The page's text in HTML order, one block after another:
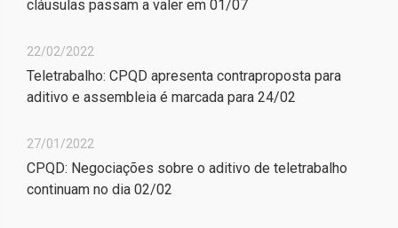
cláusulas passam a valer em 01/07
22/02/2022
Teletrabalho: CPQD apresenta contraproposta para
aditivo e assembleia é marcada para 24/02
27/01/2022
CPQD: Negociações sobre o aditivo de teletrabalho
continuam no dia 02/02